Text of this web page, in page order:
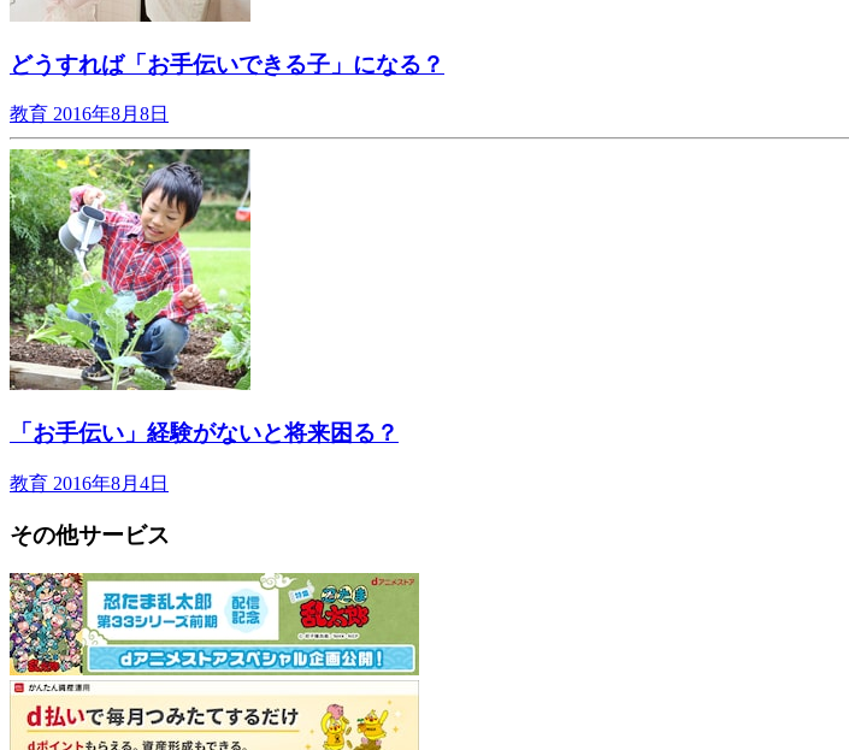
どうすれば「お手伝いできる子」になる？
教育 2016年8月8日
「お手伝い」経験がないと将来困る？
教育 2016年8月4日
その他サービス